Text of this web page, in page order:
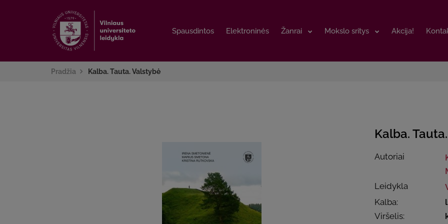
Spausdintos Elektroninės Žanrai Mokslo sritys Akcija!
Spausdintos Elektroninės Žanrai Mokslo sritys Akcija!
Pradžia Kalba. Tauta. Valstybė
Kalba.
Autoriai
Leidykla
Kalba:
Viršelis: